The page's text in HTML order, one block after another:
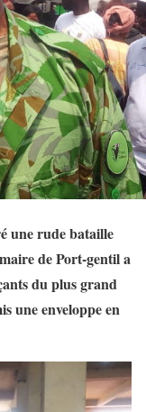
une rude bataille
de Port-gentil a
du plus grand
une enveloppe en